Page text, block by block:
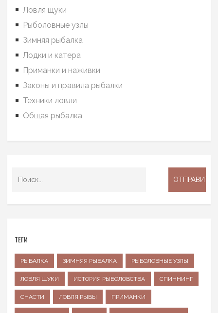
Ловля щуки
Рыболовные узлы
Зимняя рыбалка
Лодки и катера
Приманки и наживки
Законы и правила рыбалки
Техники ловли
Общая рыбалка
ТЕГИ
РЫБАЛКА ЗИМНЯЯ РЫБАЛКА РЫБОЛОВНЫЕ УЗЛЫ
ЛОВЛЯ ЩУКИ ИСТОРИЯ РЫБОЛОВСТВА СПИННИНГ
СНАСТИ ЛОВЛЯ РЫБЫ ПРИМАНКИ